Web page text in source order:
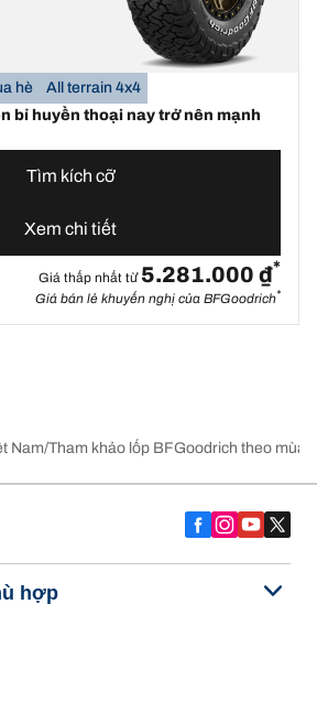
hè
All terrain 4x4
bỉ huyền thoại nay trở nên mạnh
Tìm kích cỡ
Xem chi tiết
Giá thấp nhất từ 5.281.000 ₫*
Giá bán lẻ khuyến nghị của BFGoodrich*
Nam Tham khảo lốp BFGoodrich theo
hợp